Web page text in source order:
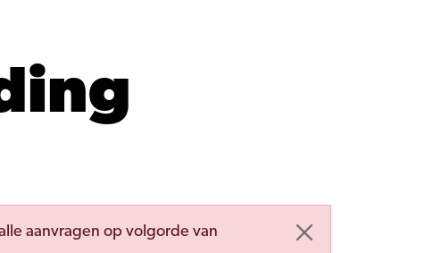
aanvragen op volgorde van